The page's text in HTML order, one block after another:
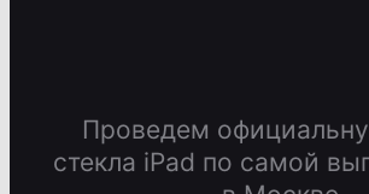
Проведем
стекла iPad по самой